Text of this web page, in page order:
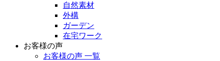
自然素材
外構
ガーデン
在宅ワーク
お客様の声
お客様の声 一覧